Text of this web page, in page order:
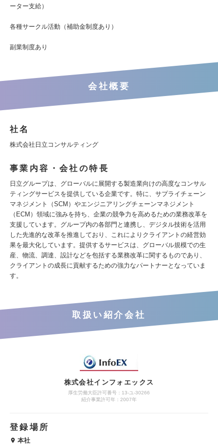
ーター支給）
各種サークル活動（補助金制度あり）
副業制度あり
会社概要
社名
株式会社日立コンサルティング
事業内容・会社の特長
日立グループは、グローバルに展開する製造業向けの高度なコンサル
ティングサービスを提供している企業です。特に、サプライチェーン
マネジメント（SCM）やエンジニアリングチェーンマネジメント
（ECM）領域に強みを持ち、企業の競争力を高めるための業務改革を
支援しています。グループ内の各部門と連携し、デジタル技術を活用
した先進的な改革を推進しており、これによりクライアントの経営効
果を最大化しています。提供するサービスは、グローバル規模での生
産、物流、調達、設計などを包括する業務改革に関するものであり、
クライアントの成長に貢献するための強力なパートナーとなっていま
す。
取扱い紹介会社
株式会社インフォエックス
厚生労働大臣許可番号：13-ユ-30266
紹介事業許可年：2007年
登録場所
本社